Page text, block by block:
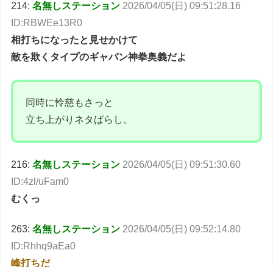
214:名無しステーション 2026/04/05(日) 09:51:28.16
ID:RBWEe13R0
相打ちになったと見せかけて
敵を欺くタイプのギャバン神拳奥義だよ
同時に怜慈もさっと
立ち上がりネタばらし。
216:名無しステーション 2026/04/05(日) 09:51:30.60
ID:4zl/uFam0
むくっ
263:名無しステーション 2026/04/05(日) 09:52:14.80
ID:Rhhq9aEa0
峰打ちだ